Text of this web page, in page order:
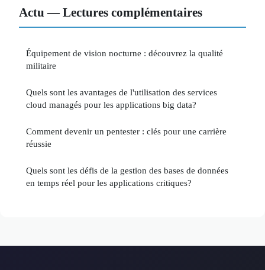
Actu — Lectures complémentaires
Équipement de vision nocturne : découvrez la qualité
militaire
Quels sont les avantages de l'utilisation des services
cloud managés pour les applications big data?
Comment devenir un pentester : clés pour une carrière
réussie
Quels sont les défis de la gestion des bases de données
en temps réel pour les applications critiques?